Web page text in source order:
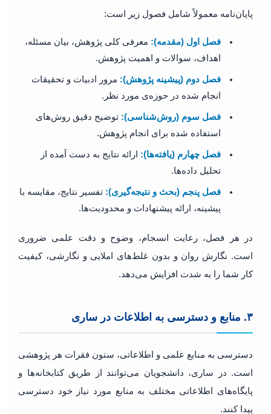
پایان‌نامه معمولاً شامل فصول زیر است:
فصل اول (مقدمه): معرفی کلی پژوهش، بیان مسئله،
اهداف، سوالات و اهمیت پژوهش.
فصل دوم (پیشینه پژوهش): مرور ادبیات و تحقیقات
انجام شده در حوزه‌ی مورد نظر.
فصل سوم (روش‌شناسی): توضیح دقیق روش‌های
استفاده شده برای انجام پژوهش.
فصل چهارم (یافته‌ها): ارائه نتایج به دست آمده از
تحلیل داده‌ها.
فصل پنجم (بحث و نتیجه‌گیری): تفسیر نتایج، مقایسه با
پیشینه، ارائه پیشنهادات و محدودیت‌ها.
در هر فصل، رعایت انسجام، وضوح و دقت علمی ضروری
است. نگارش روان و بدون غلط‌های املایی و نگارشی، کیفیت
کار شما را به شدت افزایش می‌دهد.
۳. منابع و دسترسی به اطلاعات در ساری
دسترسی به منابع علمی و اطلاعاتی، ستون فقرات هر پژوهشی
است. در ساری، دانشجویان می‌توانند از طریق کتابخانه‌ها و
پایگاه‌های اطلاعاتی مختلف به منابع مورد نیاز خود دسترسی
پیدا کنند.